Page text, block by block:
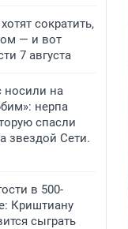
сократить,
— и вот
7 августа
носили на
нерпа
спасли
звездой Сети.
в 500-
Криштиану
сыграть